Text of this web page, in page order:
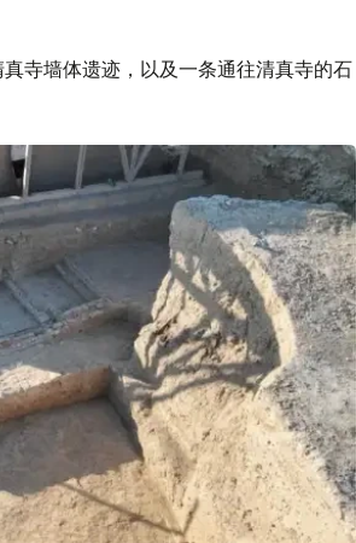
寺墙体遗迹，以及一条通往清真寺的石